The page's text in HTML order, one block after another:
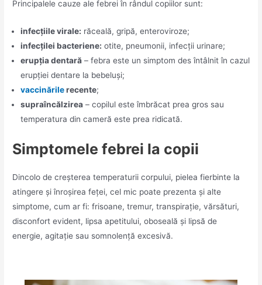
Principalele cauze ale febrei în rândul copiilor sunt:
infecțiile virale: răceală, gripă, enteroviroze;
infecțilei bacteriene: otite, pneumonii, infecții urinare;
erupția dentară– febra este un simptom des întâlnit în cazul
erupției dentare la bebeluși;
vaccinărilerecente;
supraîncălzirea– copilul este îmbrăcat prea gros sau
temperatura din cameră este prea ridicată.
Simptomele febrei la copii
Dincolo de creșterea temperaturii corpului, pielea fierbinte la
atingere și înroșirea feței, cel mic poate prezenta și alte
simptome, cum ar fi: frisoane, tremur, transpirație, vărsături,
disconfort evident, lipsa apetitului, oboseală și lipsă de
energie, agitație sau somnolență excesivă.